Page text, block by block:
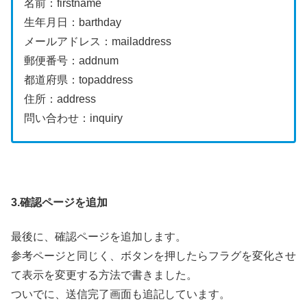
名前：firstname
生年月日：barthday
メールアドレス：mailaddress
郵便番号：addnum
都道府県：topaddress
住所：address
問い合わせ：inquiry
3.確認ページを追加
最後に、確認ページを追加します。
参考ページと同じく、ボタンを押したらフラグを変化させ
て表示を変更する方法で書きました。
ついでに、送信完了画面も追記しています。